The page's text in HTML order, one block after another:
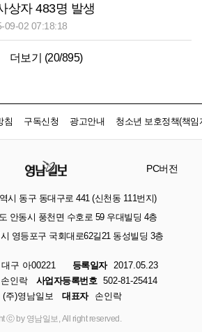
상자 483명 발생
09-02 07:18:18
더보기 (20/895)
침 구독신청 광고안내 청소년 보호정책(책임
PC버전
시 동구 동대구로 441 (신천동 111번지)
안동시 풍천면 수호로 59 우대빌딩 4층
영등포구 국회대로62길21 동성빌딩 3층
대구 아00221 등록일자
2017.05.23
손인락 사업자등록번호 502-81-25414
(주)영남일보 대표자 손인락
ⓒ by 영남일보, All right reserved.